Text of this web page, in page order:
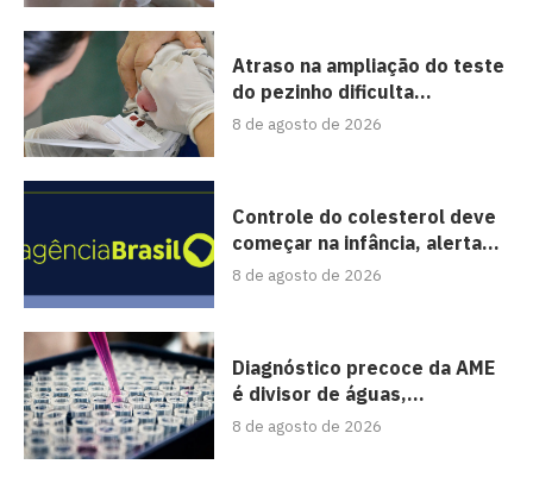
Atraso na ampliação do teste
do pezinho dificulta...
8 de agosto de 2026
Controle do colesterol deve
começar na infância, alerta...
8 de agosto de 2026
Diagnóstico precoce da AME
é divisor de águas,...
8 de agosto de 2026